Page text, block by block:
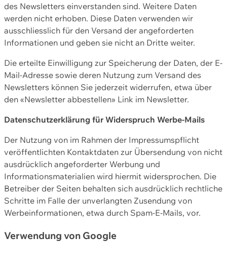
des Newsletters einverstanden sind. Weitere Daten
werden nicht erhoben. Diese Daten verwenden wir
ausschliesslich für den Versand der angeforderten
Informationen und geben sie nicht an Dritte weiter.
Die erteilte Einwilligung zur Speicherung der Daten, der E-
Mail-Adresse sowie deren Nutzung zum Versand des
Newsletters können Sie jederzeit widerrufen, etwa über
den «Newsletter abbestellen» Link im Newsletter.
Datenschutzerklärung für Widerspruch Werbe-Mails
Der Nutzung von im Rahmen der Impressumspflicht
veröffentlichten Kontaktdaten zur Übersendung von nicht
ausdrücklich angeforderter Werbung und
Informationsmaterialien wird hiermit widersprochen. Die
Betreiber der Seiten behalten sich ausdrücklich rechtliche
Schritte im Falle der unverlangten Zusendung von
Werbeinformationen, etwa durch Spam-E-Mails, vor.
Verwendung von Google